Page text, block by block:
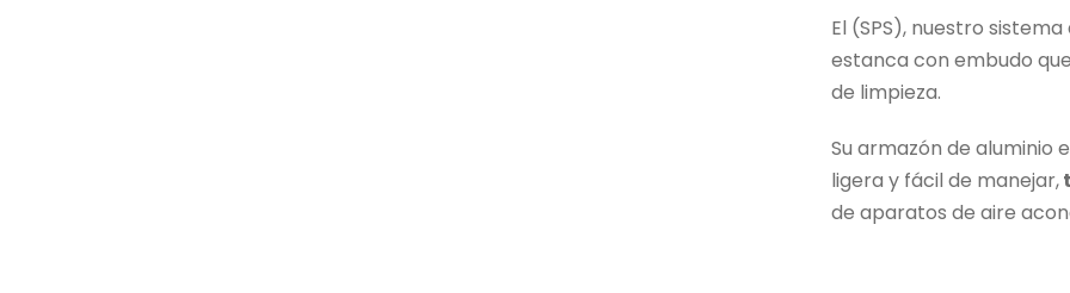
o
o
g
i
n
o
a
u
a
l
El (SPS), nuestro
estanca con embudo
de limpieza.
Su armazón de aluminio
ligera y fácil de manejar,
de aparatos de aire